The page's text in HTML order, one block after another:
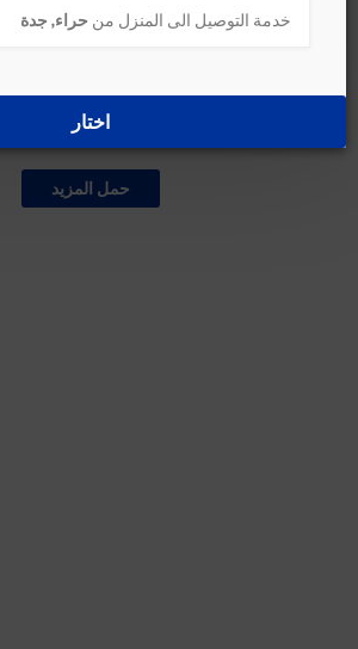
ترتيب حسب
حمل المزيد
خدمة التوصيل الى المنزل من حراء, جدة
اختار